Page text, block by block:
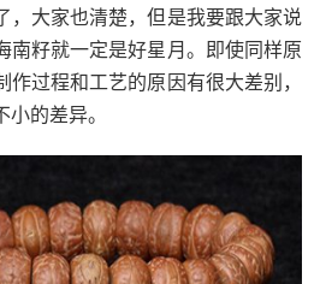
，大家也清楚，但是我要跟大家说
南籽就一定是好星月。即使同样原
过程和工艺的原因有很大差别，
的差异。